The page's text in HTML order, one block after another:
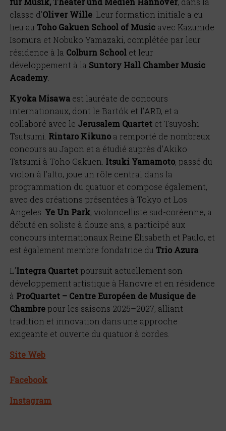
classe d’Oliver Wille. Leur formation initiale a eu
lieu auToho Gakuen School of Music avec Kazuhide
Isomura et Nobuko Yamazaki, complétée par leur
résidence à la Colburn School et leur
développement à la Suntory Hall Chamber Music
Academy.
Kyoka Misawa est lauréate de concours
internationaux, dont le Bartók et l’ARD, et a
collaboré avec le Jerusalem Quartet et Tsuyoshi
Tsutsumi. Rintaro Kikuno a remporté de nombreux
concours au Japon et a étudié auprès d’Akiko
Tatsumi à Toho Gakuen. Itsuki Yamamoto, passé du
violon à l’alto, joue un rôle central dans la
programmation du quatuor et compose également,
avec des créations présentées à Tokyo et Los
Angeles. Ye Un Park, violoncelliste sud-coréenne, a
débuté en soliste à douze ans, a participé aux
concours internationaux Reine Élisabeth et Paulo, et
est également membre fondatrice duTrio Azura.
L’Integra Quartet poursuit actuellement son
développement artistique à Hanovre et en résidence
à ProQuartet – Centre Européen de Musique de
Chambre pour les saisons 2025–2027, alliant
tradition et innovation dans une approche
exigeante et ouverte du quatuor à cordes.
Site Web
Facebook
Instagram